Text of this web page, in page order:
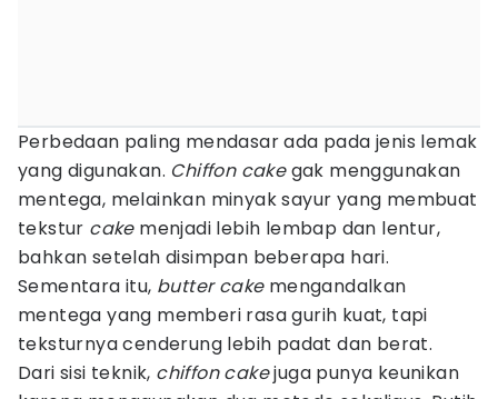
Perbedaan paling mendasar ada pada jenis lemak
yang digunakan. Chiffon cakegak menggunakan
mentega, melainkan minyak sayur yang membuat
tekstur cakemenjadi lebih lembap dan lentur,
bahkan setelah disimpan beberapa hari.
Sementara itu, butter cake mengandalkan
mentega yang memberi rasa gurih kuat, tapi
teksturnya cenderung lebih padat dan berat.
Dari sisi teknik, chiffon cakejuga punya keunikan